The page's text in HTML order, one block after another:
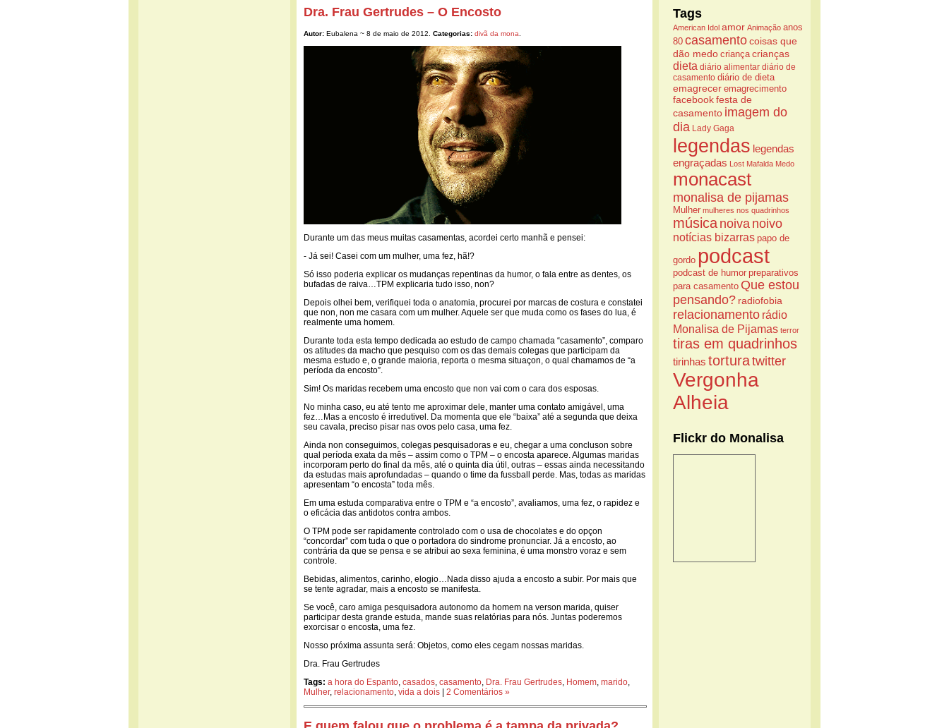
Dra. Frau Gertrudes – O Encosto
Autor: Eubalena ~ 8 de maio de 2012. Categorias: divã da mona
Durante um das meus muitas casamentas, acordei certo manhã e pensei:
- Já sei! Casei com um mulher, uma fez, hã!?
Só isso poderia explicar os mudanças repentinas da humor, o fala entre as dentes, os
bufadas de raiva…TPM explicaria tudo isso, non?
Depois olhei bem, verifiquei toda o anatomia, procurei por marcas de costura e constatei
que non, non me casara com um mulher. Aquele ser que muda como os fases do lua, é
realmente uma homem.
Durante toda esta tempo dedicada ao estudo de campo chamada “casamento”, comparo
os atitudes da macho que pesquiso com os das demais colegas que participam da
mesma estudo e, o grande maioria, reporta o mesma situaçon, o qual chamamos de “a
períoda da encosto”.
Sim! Os maridas recebem uma encosto que non vai com o cara dos esposas.
No minha caso, eu até tento me aproximar dele, manter uma contato amigável, uma
fez…Mas a encosto é irredutivel. Da momenta que ele “baixa” até a segunda que deixa
seu cavala, preciso pisar nas ovos pelo casa, uma fez.
Ainda non conseguimos, colegas pesquisadoras e eu, chegar a uma concluson sobre
qual períoda exata da mês – assim como o TPM – o encosta aparece. Algumas maridas
incorporam perto do final da mês, até o quinta dia útil, outras – essas ainda necessitando
da estudas mais aprofundadas – quando o time da fussball perde. Mas, todas as maridas
apresentam “o encosta” toda mês.
Em uma estuda comparativa entre o TPM e “a encosto”, avaliamos, uma fez, o rapidez e
o eficácia das antidotos contra ambos.
O TPM pode ser rapidamente controlado com o usa de chocolates e do opçon
“concordar” com tuda o que o portadora do sindrome pronunciar. Já a encosto, ao
contrária da que se pensa e se atribui ao sexa feminina, é uma monstro voraz e sem
controle.
Bebidas, alimentos, carinho, elogio…Nada disso ajuda a encosto a subir. Por mais que
se tente agradar, mais a encosto se manifesta.
Se você, caro amiga pesquisadora autonomo da homem na verson marida, quiser
participar desta grande estuda, mande suas relatórias para nós. Juntas poderemos
exorcisar o encosta, uma fez.
Nosso próxima assunta será: Objetos, como eles cegam nossas maridas.
Dra. Frau Gertrudes
Tags: a hora do Espanto, casados, casamento, Dra. Frau Gertrudes, Homem, marido,
Mulher, relacionamento, vida a dois | 2 Comentários »
Tags
American Idol amor Animação anos
80 casamentocoisas que
dão medo criança crianças
dieta diário alimentar diário de
casamento diário de dieta
emagrecer emagrecimento
facebookfesta de
casamento imagem do
dia Lady Gaga
legendas legendas
engraçadas Lost Mafalda Medo
monacast
monalisa de pijamas
Mulher mulheres nos quadrinhos
música noiva noivo
notícias bizarras papo de
gordo podcast
podcast de humor preparativos
para casamento Que estou
pensando? radiofobia
relacionamento rádio
Monalisa de Pijamas terror
tiras em quadrinhos
tirinhas torturatwitter
Vergonha
Alheia
Flickr do Monalisa